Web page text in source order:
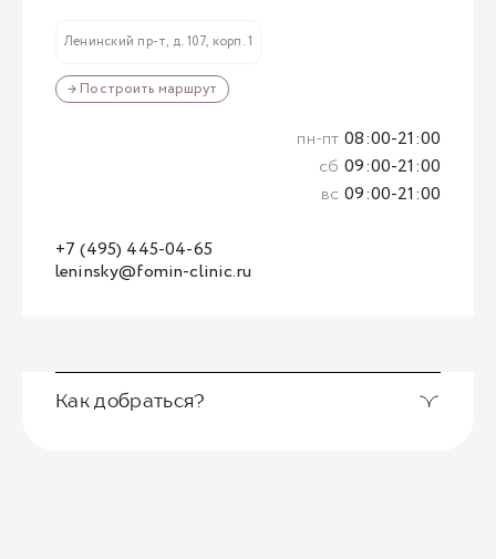
Ленинский пр-т, д. 107, корп. 1
→ Построить маршрут
leninsky@fomin-clinic.ru
+7 (495) 445-04-65
пн-пт 08:00-21:00
сб 09:00-21:00
вс 09:00-21:00
Как добраться?